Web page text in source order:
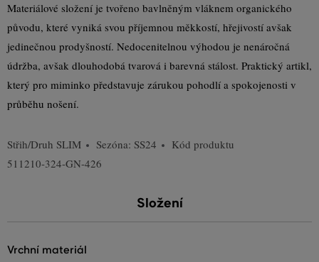
Materiálové složení je tvořeno bavlněným vláknem organického
původu, které vyniká svou příjemnou měkkostí, hřejivostí avšak
jedinečnou prodyšností. Nedocenitelnou výhodou je nenáročná
údržba, avšak dlouhodobá tvarová i barevná stálost. Praktický artikl,
který pro miminko představuje zárukou pohodlí a spokojenosti v
průběhu nošení.
Střih/Druh SLIM Sezóna: SS24
Kód produktu
511210-324-GN-426
Složení
vrchní materiál